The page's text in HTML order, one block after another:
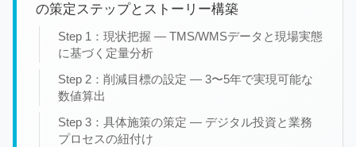
の策定ステップとストーリー構築
Step 1：現状把握 — TMS/WMSデータと現場実態
に基づく定量分析
Step 2：削減目標の設定 — 3〜5年で実現可能な
数値算出
Step 3：具体施策の策定 — デジタル投資と業務
プロセスの紐付け